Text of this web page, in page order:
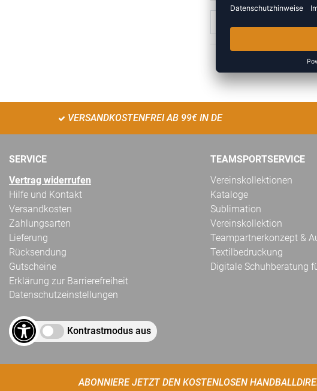
VERSANDKOSTENFREI AB 99€ IN DE
SERVICE
Vertrag widerrufen
Hilfe und Kontakt
Versandkosten
Zahlungsarten
Lieferung
Rücksendung
Gutscheine
Erklärung zur Barrierefreiheit
Datenschutzeinstellungen
Kontrastmodus aus
TEAMSPORTSERVICE
Vereinskollektionen
Kataloge
Sublimation
Vereinskollektion
Teampartnerkonzept &
Textilbedruckung
Digitale Schuhberatung
ABONNIERE JETZT DEN KOSTENLOSEN